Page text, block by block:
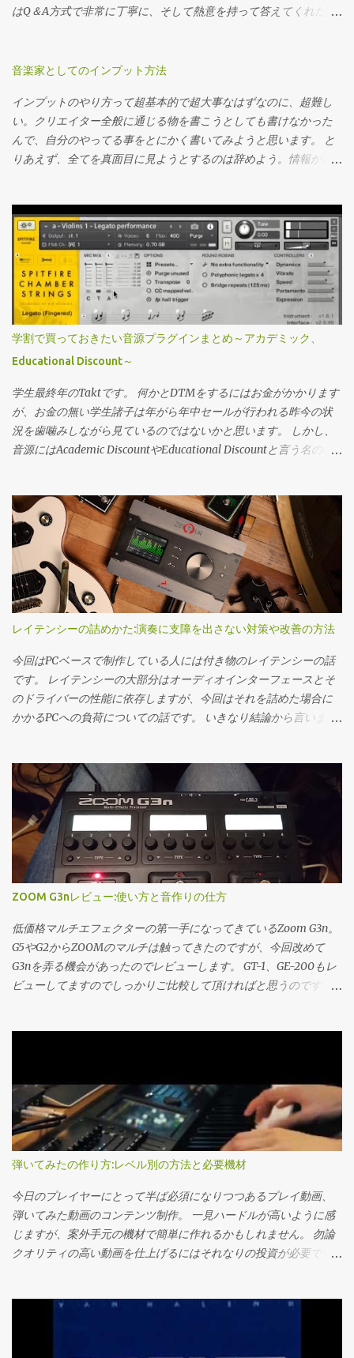
メイプルブビンガ３ｐの高域のシャキッとしたディマジオFusion
が９ｍの物を譲り受けたので録音に長いものはちょっとよろしく
音作りの準備 はい、ギターを繋いでシミュなりマルチエフェクタ
ーなりを起動してまずやるのは、ギターアンプ選びですね。まあ
好きなもの使いましょう。歪みの質はどうしてもアンプで決まっ
てしまいます。マーシャルでメサの音は出ない。（MESAにもマー
のアンプ使っている気がする…。エディット慣れしてる人は良いで
すが、まずはキャビはヘッド準拠のキャビネットを選択しましょ
う。 EQを並べる 目標とする歪み感にゲインとマスターをとりあ...
はQ＆A方式で非常に丁寧に、そして熱意を持って答えてくれたの
の使い分けやギターの選び方などなど。 引用部分は本人の発言を
地球の裏側から来てるからな笑なるべく軽くというのは意識して
いる。ギターシステムに関してはFractalのAx-8、これをラインで
外に出している。ただステージ上が寂しくなるのは嫌なのでパワ
ーアンプを持ち込んでいる。 Fractalのフロアモデルのみですね…
Boogie 4x12 Recto Standard Slant Cabinet/ARMOR ギターはShurを
ノーマルチューニングとダウンチューニングで使い分け。サイド
ギターの方はAristidiusを使い分け、ベースはDingwallの6弦5弦の
セットでした。（撮影禁止だったので撮れていません） パッチの
踏みかえに関してはPCからMIDIでAX-8を駆動させて全部自動でや
っている（俺は怠け者だからｗ）との事。 同期音源でドラマーに
はクリックを送って前三人はフロアモニターで、次のツアーから
は全員イヤーモニターにする予定らしいです。 ライブでは非常に
るかもしれません）なセット。 一方で最新アルバムでの音作りに
関しては全部生アンプとクレイジーなぐらいのODという事で実機
を使って行っているようです。 アンプでやった事をFractalに全て
落とし込んでいるので少し大変だった～と言っていましたが、ク
ました。 アンプ 最新...
音楽家としてのインプット方法
インプットのやり方って超基本的で超大事なはずなのに、超難し
い。クリエイター全般に通じる物を書こうとしても書けなかった
んで、自分のやってる事をとにかく書いてみようと思います。 と
りあえず、全てを真面目に見ようとするのは辞めよう。情報が氾
思う） ピンと来たら、それを保存、後でゆったり見る。ピンと来
る来ないが感性を磨く訳だから…。 あとは数を増やす為にプラット
フォームを使いこなして自動化を行う。ザッピングをして、仕分
けを行うとプラットフォームのレコメンド力も変わってくるの
で。結局AIも使い様ですね。 あとは何気ない情報から、欲しい情
報を抜き取る技術が大事だなと思っています。 それでは具体例。
Spotify Spotifyは結構慣れるまで時間がかかった。そもそも自分何
聴いてたっけ？みたいな。 なので、一通り自分の好きな音楽を再
生して、AIを調教しつつ、以下のプレイリストを常時チェックし
ている。 Discover Weekly 週一更新、30曲をレコメンドしてくれ
る。既にお気に入りに入れてる曲がレコメンドされる事はほぼ無
い。 あなたのTopmix これが割と曲者で、ポップス聞きまくって
Popmixを開くとお気に入り曲だらけになって酷い事になる。逆に
に開く。 キュレーターを探し出してそれを常にチェックとかはや
っていない。僕は属人的な情報は基本Twitterの雑多な中から探す
のが好きなので、そこで誰かのレコメンドとかPlaylistを見れば良
いので。 一通り自分の好きな音楽を再生、の段階で自分のリファ
レンスリストを作ってしまっても良いと思う。 僕のリファレンス
プレイリストはこちら Youtube Youtubeは複垢運用していて、なる
べく音楽に関する情報、tipsを調べたいアカウントはそれだけを。
完全に趣味の野球の動画とかは別アカウント運用している。（最
近シークレットモードでやるとお気に入りが汚染されないと聞い
た。）プラットフォーム側のおススメが強い状況が更に続いてい
る中でいつまでこの手法が役に立つか分からないが… 良いかもと
思...
学割で買っておきたい音源プラグインまとめ～アカデミック、
Educational Discount～
学生最終年のTaktです。 何かとDTMをするにはお金がかかります
が、お金の無い学生諸子は年がら年中セールが行われる昨今の状
況を歯噛みしながら見ているのではないかと思います。 しかし、
音源にはAcademic DiscountやEducational Discountと言う名の学
気付いたら随時更新します。 オケ関係 元がたっかいので助かるや
つ。 Spitfire audio Chamber Strings オーケストラライブラリベン
ダーとしてはトップランナーのベンダー。 色んな事に対応出来る
ChamberサイズのStringsが一番欲しいです。 Hans zimmer
Percussion、Synphonicシリーズ、BBCオーケストラ… 僕も今メイ
ンで使ってるし今後も拡張するつもり。セールがGWとBFか年末の
数日間のセールしかないし、個々の製品で最大40％オフ、コレク
ションで60％オフ。ただこれも製品によっては下げ幅低い事も多
い。学割は30％オフ。コレクション、単一製品問わず。セール価
格にはかからないです。 セールで欲しいセットが値引きになれば
良いけど、緊急で欲しいとかなれば学割でさっと買った方が良い
と思います Cinesample 割と大本命、オーケストラライブラリのベ
ます。 太っ腹にいつでも50%オフするよ、という事で…使わせて
貰おうと思っています。 セールでも40％ですから、半額ならスト
リングス音源でも250$で買えてしまいます。 ストリングス、金
管、木管で揃えても7万弱でなんとかなるんじゃなかろうか。
Heavyocity HeavyocityはKomplete Ultimateにも多数収録されて
いるシネマティック系のメーカー。 DAMAGEを始めプロも多く使
うプラグインが沢山あります。 DAMAGE、AEON、GRAVITY、
Mosaic KEYS、Mastersessionなど 劇伴、シネマティック系シンセ
の音源が多いです。 Heavyocityはサマーセールとして50％オフの
セールを行います。 ただKomp...
レイテンシーの詰めかた:演奏に支障を出さない対策や改善の方法
今回はPCベースで制作している人には付き物のレイテンシーの話
です。 レイテンシーの大部分はオーディオインターフェースとそ
のドライバーの性能に依存しますが、今回はそれを詰めた場合に
かかるPCへの負荷についての話です。 いきなり結論から言います
明確に遅れが分かってくる感じですね。逆に言うとこれより早く
はマシンパワーの犠牲を払ってまで詰めなくても良いかもしれま
せん。 きっかけ PCベースの制作に完全移行して以降(2008あたり
から制作やってる人間とは思えない発言)PC自体の問題か、はたま
たソフトウェアの相性の問題か、CPUのオーディオ処理(正確に言
うとグラフィックで負荷がかかった場合の処理)に不安定な部分が
あったために、CPUに対しての負荷を色々試していました。その
中でCPUメーター側にはあまり現れないのですがレイテンシーを
比較的大きめにIF側の設定を弄ると比較的負荷に対して強くなる
といった事例がありました。 CPUメーターにはいまいち表れてい
なかったということと、折角入出力で4msに抑えられているのだ
から最速にしとこうか、程度のいい加減な設定をしていました。
ぁと思い始めている所でございます。 レイテンシーを詰める前に
確認したいこと そのUSBケーブル、大丈夫か？？ 僕の最初のトラ
ップはこれでした。やったら安いor太古のケーブルを使っていた
らレイテンシが恐ろしい事になりました。具体的にはKRONOSに
１００均で購入した（恐らく中学生時代に）USB2.0以前の物を使
っていたら、16分音符ぐらいズレていました…レイテンシー5msの
はずなのに…。MASCHINE付属の物に変えた瞬間圧倒的に早くな
ったのでまずこちらを確認することをオススメします。大体皆様
付属の物を使われているかとは思うのですが、取り急...
ZOOM G3nレビュー:使い方と音作りの仕方
低価格マルチエフェクターの第一手になってきているZoom G3n。
G5やG2からZOOMのマルチは触ってきたのですが、今回改めて
G3nを弄る機会があったのでレビューします。 GT-1、GE-200もレ
ビューしてますのでしっかりご比較して頂ければと思うのです
ストンプが連結された筐体をイメージさせる設計思想はそのまま
ですね。3フットスイッチ、そしてその下にもスクロール用のフッ
トスイッチが三つあります。 上のFS1~3でエフェクトのオンオフ、
ソロボタン等々、下でパッチの切り替えとTUNERなりといった感
じ。 一個一個のエフェクトに対して1~4の操作子が割り当てられて
いますね。 4つで足りない類のエフェクトは二ブロック分使う（恐
らくプロセッサーの容量的にも）といった感じ。 上のツマミ二つ
はマスターとGeneralのメニューの操作用のプッシュ付きボリュー
ム。 Generalな設定は全てこちらのツマミで行います。 続いて背
USB、電源スイッチがちゃんとついているのもポイント高いです。
弾いてみたの作り方:レベル別の方法と必要機材
今日のプレイヤーにとって半ば必須になりつつあるプレイ動画、
弾いてみた動画のコンテンツ制作。 一見ハードルが高いように感
じますが、案外手元の機材で簡単に作れるかもしれません。 勿論
クオリティの高い動画を仕上げるにはそれなりの投資が必要です
リティ、そしてエディットをするかしないかです。それでは見て